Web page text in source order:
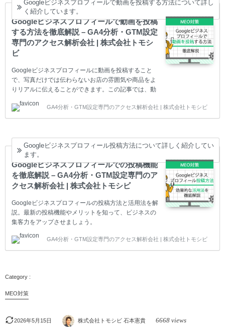
Googleビジネスプロフィールで動画を投稿する方法について詳し
く紹介しています。
Googleビジネスプロフィールで動画を投稿
する方法を徹底解説 – GA4分析・GTM設定
専門のアクセス解析会社 | 株式会社トモシ
ビ
Googleビジネスプロフィールに動画を投稿すること
で、写真だけでは伝わらないお店の雰囲気や商品をよ
りリアルに伝えることができます。この記事では、動
どをわかりやすく解説します。
GA4分析・GTM設定専門のアクセス解析会社 | 株式会社トモシビ
Googleビジネスプロフィール投稿方法について詳しく紹介してい
ます。
Googleビジネスプロフィールでの投稿機能
を徹底解説 – GA4分析・GTM設定専門のア
クセス解析会社 | 株式会社トモシビ
Googleビジネスプロフィールの投稿方法と活用法を解
説。最新の投稿機能やメリットを知って、ビジネスの
集客力をアップさせましょう。
GA4分析・GTM設定専門のアクセス解析会社 | 株式会社トモシビ
MEO対策
2026年5月15日 株式会社トモシビ 石本憲貴 6668 views